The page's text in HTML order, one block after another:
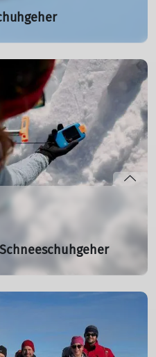
Isny starten am
Kurs.
17. Januar 2026 für die
praktische
Örtlichkeit kurzfristig